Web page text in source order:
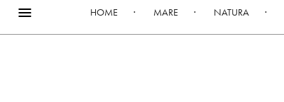
HOME MARE NATURA